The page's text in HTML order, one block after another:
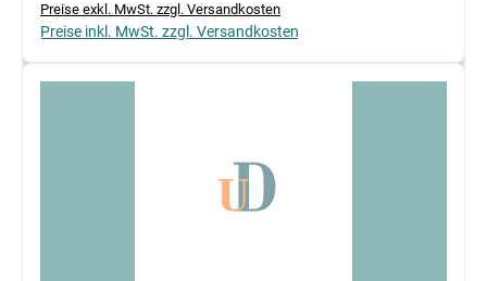
Preise exkl. MwSt. zzgl. Versandkosten
Preise inkl. MwSt. zzgl. Versandkosten